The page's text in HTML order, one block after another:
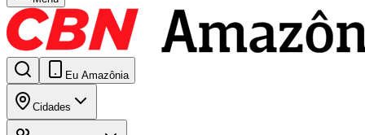
Eu Amazônia
Cidades